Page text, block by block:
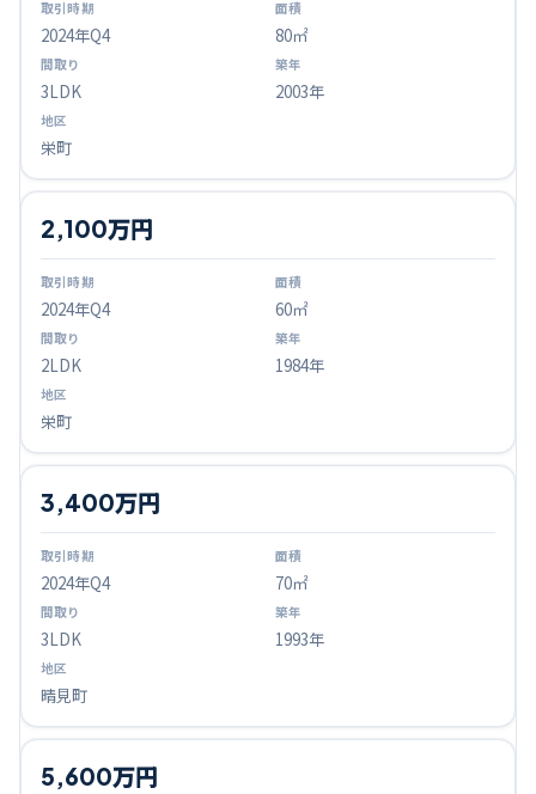
2024年Q4 80㎡
3LDK 2003年
栄町
2024年Q4
2,100万円
60㎡
2LDK 1984年
栄町
2024年Q4
3,400万円
70㎡
3LDK 1993年
晴見町
5,600万円